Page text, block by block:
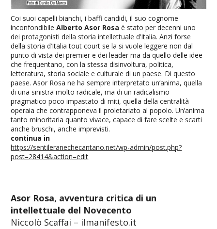
Coi suoi capelli bianchi, i baffi candidi, il suo cognome
inconfondibile Alberto Asor Rosa è stato per decenni uno
dei protagonisti della storia intellettuale d’Italia. Anzi forse
della storia d’Italia tout court se la si vuole leggere non dal
punto di vista dei premier e dei leader ma da quello delle idee
che frequentano, con la stessa disinvoltura, politica,
letteratura, storia sociale e culturale di un paese. Di questo
paese. Asor Rosa ne ha sempre interpretato un’anima, quella
di una sinistra molto radicale, ma di un radicalismo
pragmatico poco impastato di miti, quella della centralità
operaia che contrapponeva il proletariato al popolo. Un’anima
tanto minoritaria quanto vivace, capace di fare scelte e scarti
anche bruschi, anche imprevisti.
continua in
https://sentileranechecantano.net/wp-admin/post.php?
post=28414&action=edit
Asor Rosa, avventura critica di un
intellettuale del Novecento
Niccolò Scaffai – ilmanifesto.it